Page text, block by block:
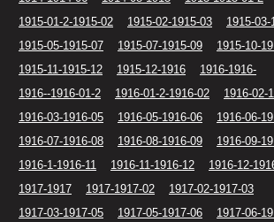
1915-01-2-1915-02
1915-02-1915-03
1915-03-
1915-05-1915-07
1915-07-1915-09
1915-10-
1915-11-1915-12
1915-12-1916
1916-1916-
1916--1916-01-2
1916-01-2-1916-02
1916-02-
1916-03-1916-05
1916-05-1916-06
1916-06-
1916-07-1916-08
1916-08-1916-09
1916-09-
1916-1-1916-11
1916-11-1916-12
1916-12-
1917-1917
1917-1917-02
1917-02-1917-03
1917-03-1917-05
1917-05-1917-06
1917-06-